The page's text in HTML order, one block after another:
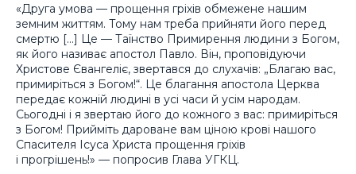
«Друга умова — прощення гріхів обмежене нашим
земним життям. Тому нам треба прийняти його перед
смертю […] Це — Таїнство Примирення людини з Богом,
як його називає апостол Павло. Він, проповідуючи
Христове Євангеліє, звертався до слухачів: „Благаю вас,
примиріться з Богом!“. Це благання апостола Церква
передає кожній людині в усі часи й усім народам.
Сьогодні і я звертаю його до кожного з вас: примиріться
з Богом! Прийміть дароване вам ціною крові нашого
Спасителя Ісуса Христа прощення гріхів
і прогрішень!» — попросив Глава УГКЦ.